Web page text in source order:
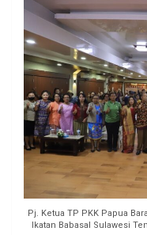
Pj. Ketua TP PKK Papua
Ikatan Babasal Sulawesi